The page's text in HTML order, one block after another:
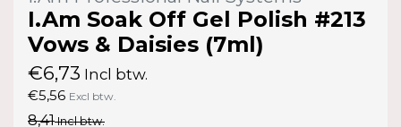
I.Am Soak Off Gel Polish #213
Vows & Daisies (7ml)
€6,73 Incl btw.
€5,56 Excl btw.
8,41Incl btw.